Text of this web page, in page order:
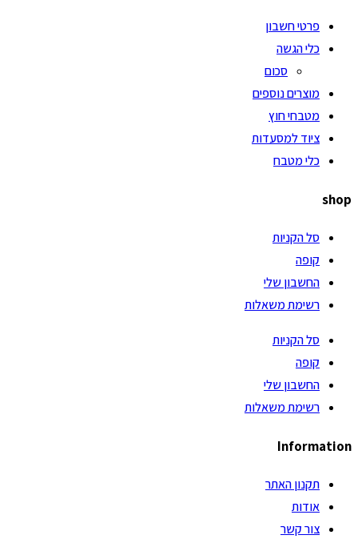
פרטי חשבון
כלי הגשה
סכום
מוצרים נוספים
מטבחי חוץ
ציוד למסעדות
כלי מטבח
shop
סל הקניות
קופה
החשבון שלי
רשימת משאלות
סל הקניות
קופה
החשבון שלי
רשימת משאלות
Information
תקנון האתר
אודות
צור קשר